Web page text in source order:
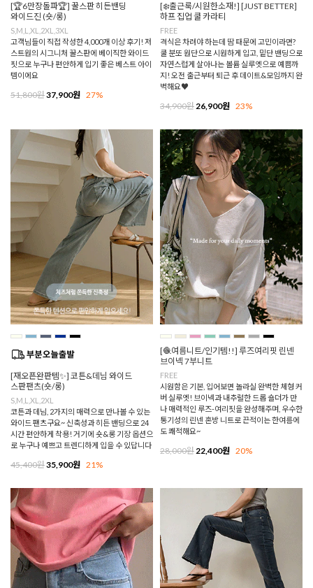
[🏆6만장돌파🏆] 꿀스판 히든밴딩
와이드진 (숏/롱)
S,M,L,XL,2XL,3XL
고객님들이 직접 작성한 4,000개 이상 후기! 저
스트원의 시그니처 꿀스판에 베이직한 와이드
핏으로 누구나 편안하게 입기 좋은 베스트 아이
템이에요
51,800원37,900원 27%
[❄️출근룩/시원한소재!] [JUST BETTER]
하프 집업 쿨 카라티
FREE
격식은 차려야 하는데 땀 때문에 고민이라면?
쿨 분또 원단으로 시원하게 입고, 밑단 밴딩으로
자연스럽게 살아나는 볼륨 실루엣으로 예쁨까
지! 오전 출근부터 퇴근 후 데이트&모임까지 완
벽해요♥
34,900원26,900원 23%
[재오픈완판템✨] 코튼&데님 와이드
스판팬츠(숏/롱)
S,M,L,XL,2XL
코튼과 데님, 2가지의 매력으로 만나볼 수 있는
와이드 팬츠구요~ 신축성과 히든 밴딩으로 24
시간 편안하게 착용! 거기에 숏&롱 기장 옵션으
로 누구나 예쁘고 트렌디하게 입을 수 있답니다
45,400원35,900원 21%
[🧶여름니트/인기템!!] 루즈여리핏 린넨
브이넥 7부니트
FREE
시원함은 기본, 입어보면 놀라실 완벽한 체형 커
버 실루엣! 브이넥과 내추럴한 드롭 숄더가 만
나 매력적인 루즈-여리핏을 완성해주며, 우수한
통기성의 린넨 혼방 니트로 끈적이는 한여름에
도 쾌적해요~
28,000원22,400원 20%